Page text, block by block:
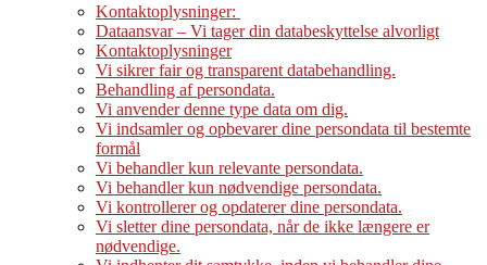
Kontaktoplysninger:
Dataansvar – Vi tager din databeskyttelse alvorligt
Kontaktoplysninger
Vi sikrer fair og transparent databehandling.
Behandling af persondata.
Vi anvender denne type data om dig.
Vi indsamler og opbevarer dine persondata til bestemte
formål
Vi behandler kun relevante persondata.
Vi behandler kun nødvendige persondata.
Vi kontrollerer og opdaterer dine persondata.
Vi sletter dine persondata, når de ikke længere er
nødvendige.